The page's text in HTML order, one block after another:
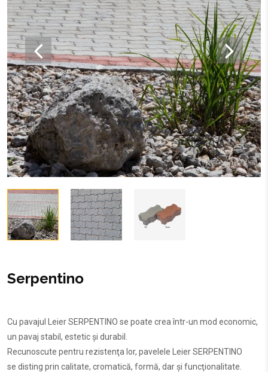
Serpentino
Cu pavajul Leier SERPENTINO se poate crea într-un mod economic,
un pavaj stabil, estetic și durabil.
Recunoscute pentru rezistenţa lor, pavelele Leier SERPENTINO
se disting prin calitate, cromatică, formă, dar și funcţionalitate.